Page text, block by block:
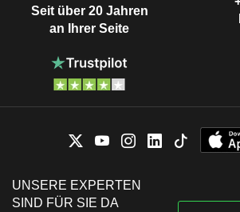
Seit über 20 Jahren
an Ihrer Seite
UNSERE EXPERTEN
SIND FÜR SIE DA